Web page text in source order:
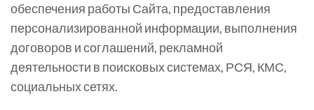
обеспечения работы Сайта, предоставления
персонализированной информации, выполнения
договоров и соглашений, рекламной
деятельности в поисковых системах, РСЯ, КМС,
социальных сетях.